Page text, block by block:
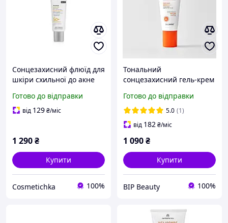
Сонцезахисний флюїд для
шкіри схильної до акне
Cantabria Labs 50 мл
Готово до відправки
від 129₴/міс
1 290₴
Купити
Cosmetichka 100%
Тональний
сонцезахисний гель-крем
Labs HELIOCARE COLOR
GELCREAM LIGHT SPF 50,
50 мл
Готово до відправки
5.0 (1)
від 182₴/міс
1 090₴
Купити
BIP Beauty 100%